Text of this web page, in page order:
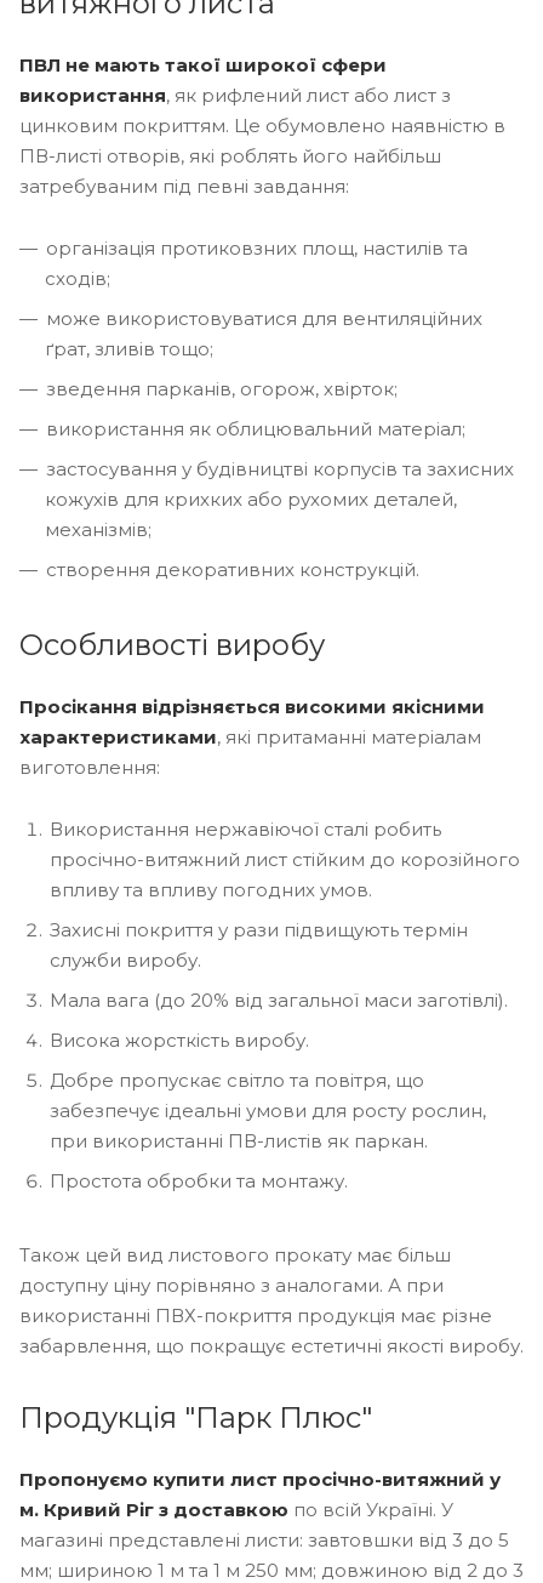
ПВЛ не мають такої широкої сфери
використання, як рифлений лист або лист з
цинковим покриттям. Це обумовлено наявністю в
ПВ-листі отворів, які роблять його найбільш
затребуваним під певні завдання:
організація протиковзних площ, настилів та
сходів;
може використовуватися для вентиляційних
ґрат, зливів тощо;
зведення парканів, огорож, хвірток;
використання як облицювальний матеріал;
застосування у будівництві корпусів та захисних
кожухів для крихких або рухомих деталей,
механізмів;
створення декоративних конструкцій.
Особливості виробу
Просікання відрізняється високими якісними
характеристиками, які притаманні матеріалам
виготовлення:
Використання нержавіючої сталі робить
просічно-витяжний лист стійким до корозійного
впливу та впливу погодних умов.
Захисні покриття у рази підвищують термін
служби виробу.
Мала вага (до 20% від загальної маси заготівлі).
Висока жорсткість виробу.
Добре пропускає світло та повітря, що
забезпечує ідеальні умови для росту рослин,
при використанні ПВ-листів як паркан.
Простота обробки та монтажу.
Також цей вид листового прокату має більш
доступну ціну порівняно з аналогами. А при
використанні ПВХ-покриття продукція має різне
забарвлення, що покращує естетичні якості виробу.
Продукція "Парк Плюс"
Пропонуємо купити лист просічно-витяжний у
м. Кривий Ріг з доставкою по всій Україні. У
магазині представлені листи: завтовшки від 3 до 5
мм; шириною 1 м та 1 м 250 мм; довжиною від 2 до 3